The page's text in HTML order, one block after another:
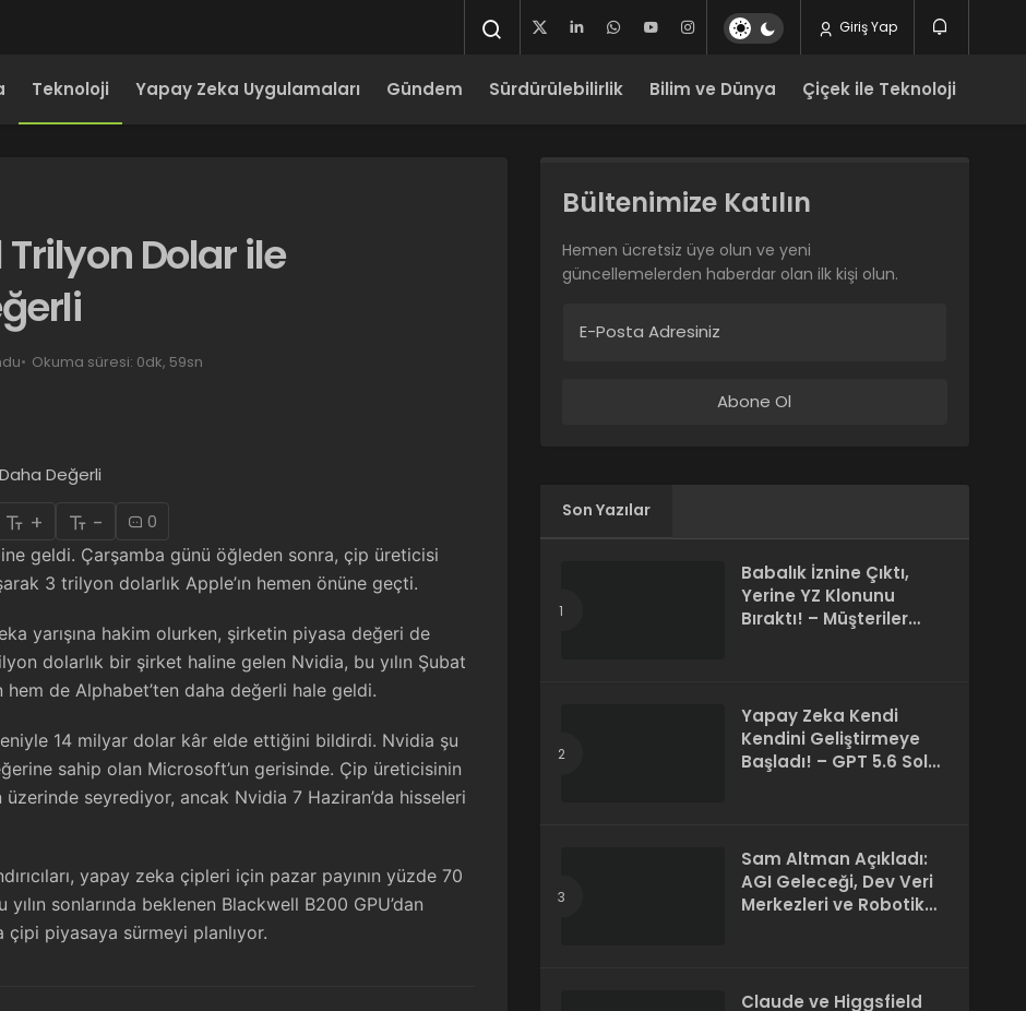
Giriş Yap
Teknoloji Yapay Zeka Uygulamaları Gündem Sürdürülebilirlik Bilim ve Dünya Çiçek ile Teknoloji
Dolar ile
Okuma süresi: 0dk, 59sn
+ -
0
geldi. Çarşamba günü öğleden sonra, çip üreticisi
3 trilyon dolarlık Apple’ın hemen önüne geçti.
yarışına hakim olurken, şirketin piyasa değeri de
dolarlık bir şirket haline gelen Nvidia, bu yılın Şubat
de Alphabet’ten daha değerli hale geldi.
14 milyar dolar kâr elde ettiğini bildirdi. Nvidia şu
sahip olan Microsoft’un gerisinde. Çip üreticisinin
üzerinde seyrediyor, ancak Nvidia 7 Haziran’da hisseleri
yapay zeka çipleri için pazar payının yüzde 70
sonlarında beklenen Blackwell B200 GPU’dan
piyasaya sürmeyi planlıyor.
Bültenimize Katılın
Hemen ücretsiz üye olun ve yeni
güncellemelerden haberdar olan ilk kişi olun.
E-Posta Adresiniz
Son Yazılar
Babalık İznine Çıktı,
Yerine YZ Klonunu
Bıraktı! – Müşteriler
Yapay Zeka Kendi
Kendini Geliştirmeye
Başladı! – GPT 5.6 Sol
Sam Altman Açıkladı:
AGI Geleceği, Dev Veri
Merkezleri ve Robotik
Claude ve Higgsfield